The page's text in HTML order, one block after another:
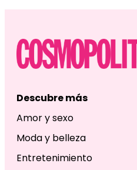
Descubre más
Amor y sexo
Moda y belleza
Entretenimiento